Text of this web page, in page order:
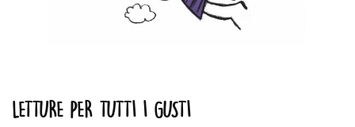
LETTURE PER TUTTI I GUSTI